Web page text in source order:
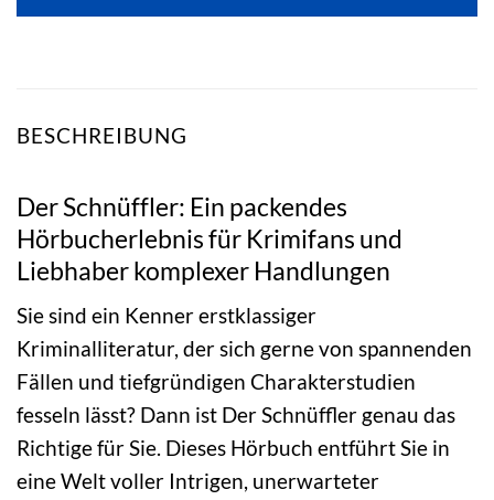
BESCHREIBUNG
Der Schnüffler: Ein packendes
Hörbucherlebnis für Krimifans und
Liebhaber komplexer Handlungen
Sie sind ein Kenner erstklassiger
Kriminalliteratur, der sich gerne von spannenden
Fällen und tiefgründigen Charakterstudien
fesseln lässt? Dann ist Der Schnüffler genau das
Richtige für Sie. Dieses Hörbuch entführt Sie in
eine Welt voller Intrigen, unerwarteter